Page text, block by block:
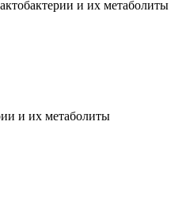
и их метаболиты
и их метаболиты